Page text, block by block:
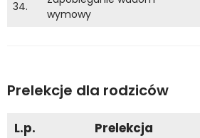
34.
wymowy
Prelekcje dla rodziców
L.p. Prelekcja